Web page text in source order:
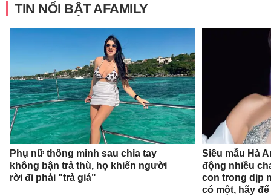
TIN NỔI BẬT AFAMILY
Phụ nữ thông minh sau chia tay
không bận trả thù, họ khiến người
rời đi phải "trả giá"
Siêu mẫu Hà
động nhiều
con trong dịp
có một, hãy